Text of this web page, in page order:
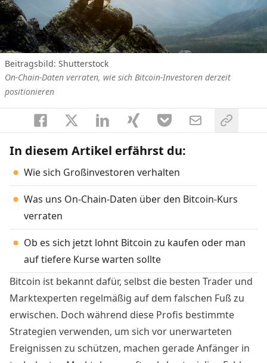
Beitragsbild: Shutterstock
On-Chain-Daten verraten, wie sich Bitcoin-Investoren derzeit
positionieren
In diesem Artikel erfährst du:
Wie sich Großinvestoren verhalten
Was uns On-Chain-Daten über den Bitcoin-Kurs
verraten
Ob es sich jetzt lohnt Bitcoin zu kaufen oder man
auf tiefere Kurse warten sollte
Bitcoin ist bekannt dafür, selbst die besten Trader und
Marktexperten regelmäßig auf dem falschen Fuß zu
erwischen. Doch während diese Profis bestimmte
Strategien verwenden, um sich vor unerwarteten
Ereignissen zu schützen, machen gerade Anfänger in